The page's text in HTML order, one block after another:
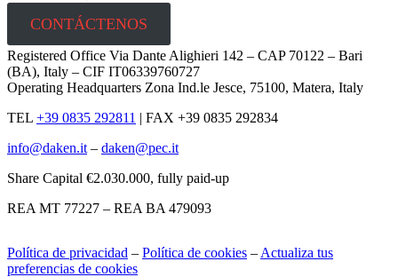
CONTÁCTENOS
Registered Office Via Dante Alighieri 142 – CAP 70122 – Bari
(BA), Italy – CIF IT06339760727
Operating Headquarters Zona Ind.le Jesce, 75100, Matera, Italy
TEL +39 0835 292811 | FAX +39 0835 292834
info@daken.it – daken@pec.it
Share Capital €2.030.000, fully paid-up
REA MT 77227 – REA BA 479093
Política de privacidad – Política de cookies – Actualiza tus
preferencias de cookies